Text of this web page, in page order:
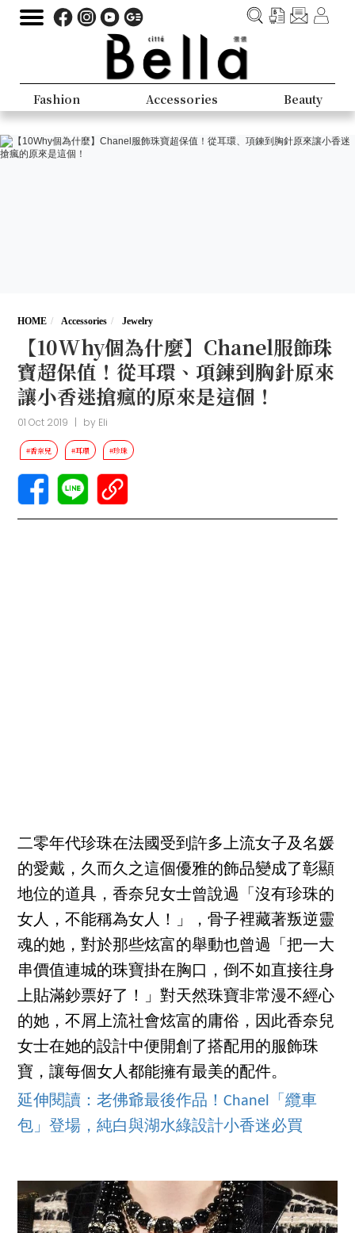
Fashion Accessories Beauty
HOME Accessories Jewelry
【10Why個為什麼】Chanel服飾珠
寶超保值！從耳環、項鍊到胸針原來
讓小香迷搶瘋的原來是這個！
01 Oct 2019 | by Eli
#香奈兒 #耳環 #珍珠
二零年代珍珠在法國受到許多上流女子及名媛
的愛戴，久而久之這個優雅的飾品變成了彰顯
地位的道具，香奈兒女士曾說過「沒有珍珠的
女人，不能稱為女人！」，骨子裡藏著叛逆靈
魂的她，對於那些炫富的舉動也曾過「把一大
串價值連城的珠寶掛在胸口，倒不如直接往身
上貼滿鈔票好了！」對天然珠寶非常漫不經心
的她，不屑上流社會炫富的庸俗，因此香奈兒
女士在她的設計中便開創了搭配用的服飾珠
寶，讓每個女人都能擁有最美的配件。
延伸閱讀：老佛爺最後作品！Chanel「纜車
包」登場，純白與湖水綠設計小香迷必買